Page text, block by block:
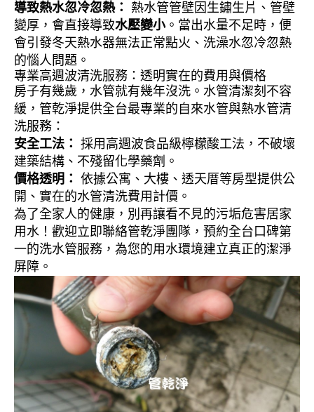
導致熱水忽冷忽熱：
熱水管管壁因生鏽生片、管壁
變厚，會直接導致水壓變小。當出水量不足時，便
會引發冬天熱水器無法正常點火、洗澡水忽冷忽熱
的惱人問題。
專業高週波清洗服務：透明實在的費用與價格
房子有幾歲，水管就有幾年沒洗。水管清潔刻不容
緩，管乾淨提供全台最專業的自來水管與熱水管清
洗服務：
安全工法： 採用高週波食品級檸檬酸工法，不破壞
建築結構、不殘留化學藥劑。
價格透明： 依據公寓、大樓、透天厝等房型提供公
開、實在的水管清洗費用計價。
為了全家人的健康，別再讓看不見的污垢危害居家
用水！歡迎立即聯絡管乾淨團隊，預約全台口碑第
一的洗水管服務，為您的用水環境建立真正的潔淨
屏障。